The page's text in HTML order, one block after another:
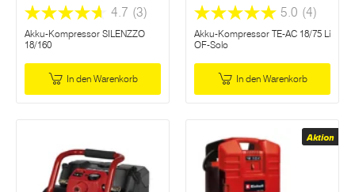
4.7 (3)
Akku-Kompressor SILENZZO
18/160
In den Warenkorb
5.0 (4)
Akku-Kompressor TE-AC 18/75 Li
OF-Solo
In den Warenkorb
Aktion